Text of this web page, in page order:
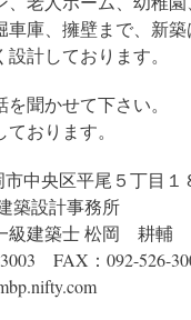
車庫、擁壁まで、新
計しております。
聞かせて下さい。
おります。
市中央区平尾５丁目１
築設計事務所
級建築士 松岡 耕輔
FAX：092-526-